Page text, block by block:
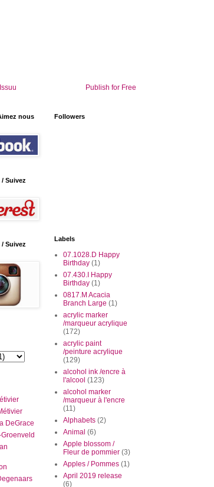
Issuu Publish for Free
nous
Suivez
Suivez
DeGrace
Followers
Labels
07.1028.D Happy
Birthday (1)
07.430.I Happy
Birthday (1)
0817.M Acacia
Branch Large (1)
acrylic marker
/marqueur acrylique
(172)
acrylic paint
/peinture acrylique
(129)
alcohol ink /encre à
l'alcool (123)
alcohol marker
/marqueur à l'encre
(11)
Alphabets (2)
Animal (6)
Apple blossom /
Fleur de pommier (3)
Apples / Pommes (1)
April 2019 release
(6)